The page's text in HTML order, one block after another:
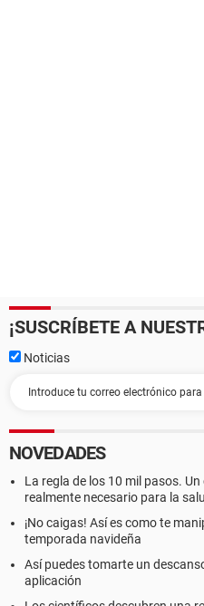
¡SUSCRÍBETE A
Noticias
NOVEDADES
La regla de los 10 mil pasos.
realmente necesario para la
¡No caigas! Así es como te
temporada navideña
Así puedes tomarte un
aplicación